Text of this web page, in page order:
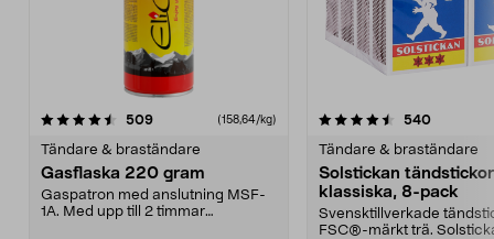
509recensioner(158,64/kg)
Tändare & braständare
Gasflaska 220 gram
Gaspatron med anslutning MSF-
1A. Med upp till 2 timmar
4.5 av 5 stjärnor 540
Tändare & braständare
Solstickan tändstickor
klassiska, 8-pack
Svensktillverkade
FSC®-märkt trä.
4.5 av 5 stjärnor